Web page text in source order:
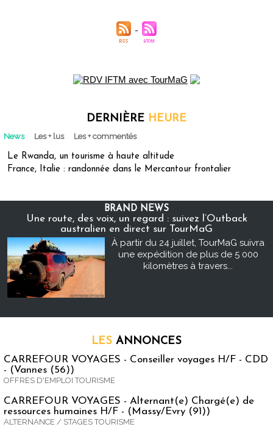
DERNIÈRE HEURE
News Les + lus Les + commentés
Le Rwanda, un tourisme à haute altitude
France, Italie : randonnée dans le Mercantour frontalier
BRAND NEWS
Une route, des voix, un regard : suivez l’Outback
australien en direct sur TourMaG
À partir du 24 juillet, TourMaG suivra
une expédition de plus de 5 000
kilomètres à travers...
LES ANNONCES
CARREFOUR VOYAGES - Conseiller voyages H/F - CDD
- (Vannes (56))
OFFRES D'EMPLOI TOURISME
CARREFOUR VOYAGES - Alternant(e) Chargé(e) de
ressources humaines H/F - (Massy/Evry (91))
ALTERNANCE / STAGES TOURISME